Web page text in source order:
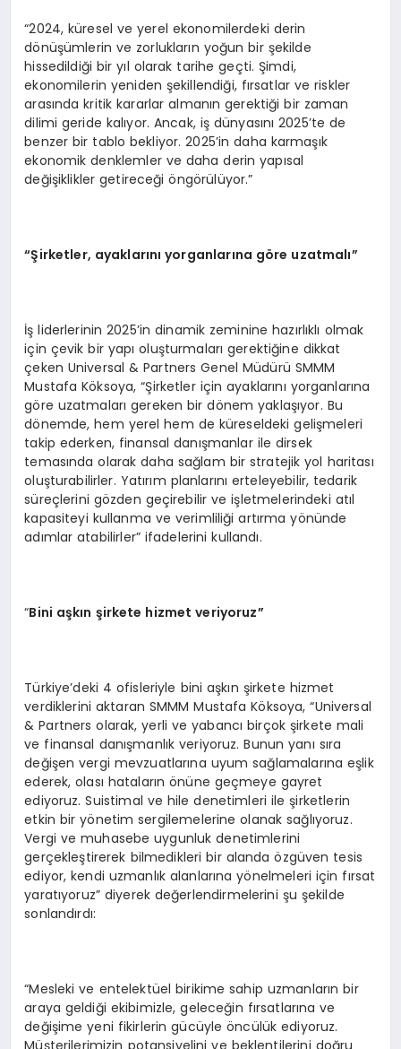
“2024, küresel ve yerel ekonomilerdeki derin
dönüşümlerin ve zorlukların yoğun bir şekilde
hissedildiği bir yıl olarak tarihe geçti. Şimdi,
ekonomilerin yeniden şekillendiği, fırsatlar ve riskler
arasında kritik kararlar almanın gerektiği bir zaman
dilimi geride kalıyor. Ancak, iş dünyasını 2025’te de
benzer bir tablo bekliyor. 2025’in daha karmaşık
ekonomik denklemler ve daha derin yapısal
değişiklikler getireceği öngörülüyor.”
“Şirketler, ayaklarını yorganlarına göre uzatmalı”
İş liderlerinin 2025’in dinamik zeminine hazırlıklı olmak
için çevik bir yapı oluşturmaları gerektiğine dikkat
çeken Universal & Partners Genel Müdürü SMMM
Mustafa Köksoya, “Şirketler için ayaklarını yorganlarına
göre uzatmaları gereken bir dönem yaklaşıyor. Bu
dönemde, hem yerel hem de küreseldeki gelişmeleri
takip ederken, finansal danışmanlar ile dirsek
temasında olarak daha sağlam bir stratejik yol haritası
oluşturabilirler. Yatırım planlarını erteleyebilir, tedarik
süreçlerini gözden geçirebilir ve işletmelerindeki atıl
kapasiteyi kullanma ve verimliliği artırma yönünde
adımlar atabilirler” ifadelerini kullandı.
“Bini aşkın şirkete hizmet veriyoruz”
Türkiye’deki 4 ofisleriyle bini aşkın şirkete hizmet
verdiklerini aktaran SMMM Mustafa Köksoya, “Universal
& Partners olarak, yerli ve yabancı birçok şirkete mali
ve finansal danışmanlık veriyoruz. Bunun yanı sıra
değişen vergi mevzuatlarına uyum sağlamalarına eşlik
ederek, olası hataların önüne geçmeye gayret
ediyoruz. Suistimal ve hile denetimleri ile şirketlerin
etkin bir yönetim sergilemelerine olanak sağlıyoruz.
Vergi ve muhasebe uygunluk denetimlerini
gerçekleştirerek bilmedikleri bir alanda özgüven tesis
ediyor, kendi uzmanlık alanlarına yönelmeleri için fırsat
yaratıyoruz” diyerek değerlendirmelerini şu şekilde
sonlandırdı:
“Mesleki ve entelektüel birikime sahip uzmanların bir
araya geldiği ekibimizle, geleceğin fırsatlarına ve
değişime yeni fikirlerin gücüyle öncülük ediyoruz.
Müşterilerimizin potansiyelini ve beklentilerini doğru